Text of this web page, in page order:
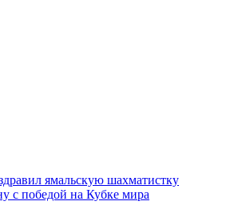
ямальскую шахматистку
с победой на Кубке мира